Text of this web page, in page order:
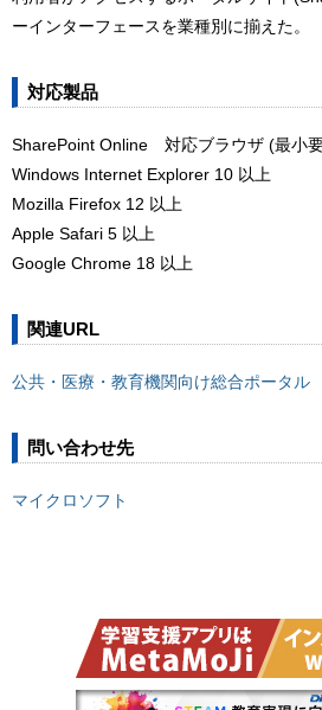
ーインターフェースを業種別に揃えた。
対応製品
SharePoint Online 対応ブラウザ (最小
Windows Internet Explorer 10 以上
Mozilla Firefox 12 以上
Apple Safari 5 以上
Google Chrome 18 以上
関連URL
公共・医療・教育機関向け総合ポータル
問い合わせ先
マイクロソフト